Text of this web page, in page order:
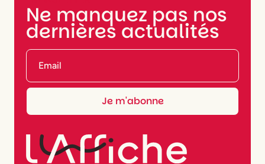
Ne manquez pas nos
dernières actualités